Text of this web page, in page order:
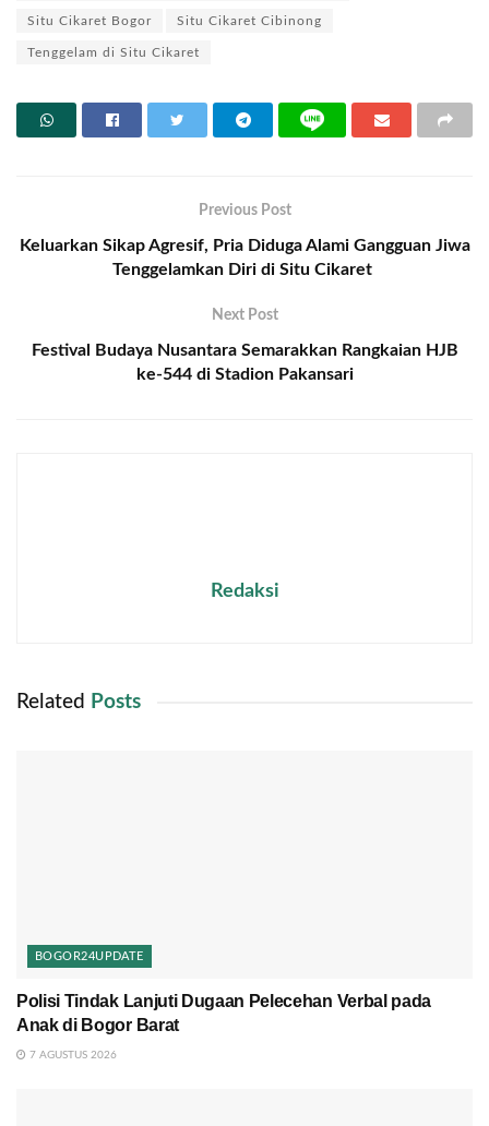
Situ Cikaret Bogor Situ Cikaret Cibinong
Tenggelam di Situ Cikaret
Previous Post
Keluarkan Sikap Agresif, Pria Diduga Alami Gangguan Jiwa
Tenggelamkan Diri di Situ Cikaret
Next Post
Festival Budaya Nusantara Semarakkan Rangkaian HJB
ke-544 di Stadion Pakansari
Redaksi
Related Posts
BOGOR24UPDATE
Polisi Tindak Lanjuti Dugaan Pelecehan Verbal pada
Anak di Bogor Barat
7 AGUSTUS 2026